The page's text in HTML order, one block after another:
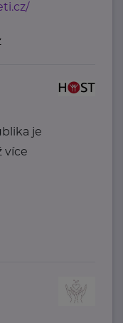
je
více